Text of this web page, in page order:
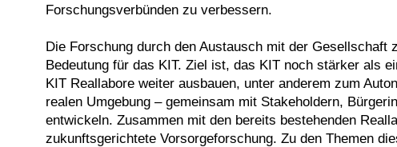
Forschungsverbünden zu verbessern.
Die Forschung durch den Austausch mit der
Bedeutung für das KIT. Ziel ist, das KIT noch stärker als
KIT Reallabore weiter ausbauen, unter anderem zum
realen Umgebung – gemeinsam mit Stakeholdern,
entwickeln. Zusammen mit den bereits bestehenden
zukunftsgerichtete Vorsorgeforschung. Zu den Themen